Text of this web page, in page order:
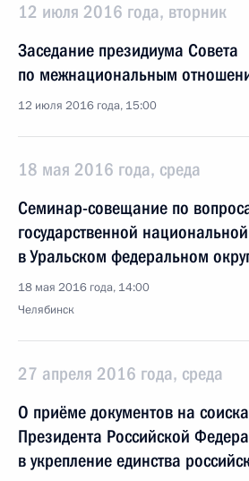
12 июля 2016 года, вторник
Заседание президиума Совета
по межнациональным
12 июля 2016 года, 15:00
18 мая 2016 года, среда
Семинар-совещание по
государственной
в Уральском федеральном
18 мая 2016 года, 14:00
Челябинск
27 апреля 2016 года, среда
О приёме документов на
Президента Российской
в укрепление единства